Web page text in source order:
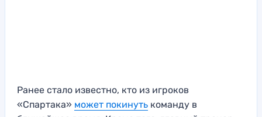
Ранее стало известно, кто из игроков
«Спартака» может покинуть команду в